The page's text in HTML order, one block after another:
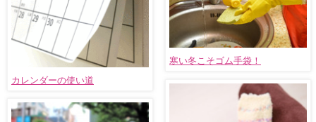
寒い冬こそゴム手袋！
カレンダーの使い道